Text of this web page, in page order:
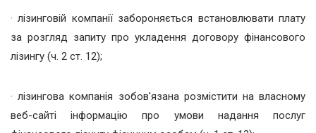
· лізинговій компанії забороняється встановлювати плату
за розгляд запиту про укладення договору фінансового
лізингу (ч. 2 ст. 12);
· лізингова компанія зобов'язана розмістити на власному
веб-сайті інформацію про умови надання послуг